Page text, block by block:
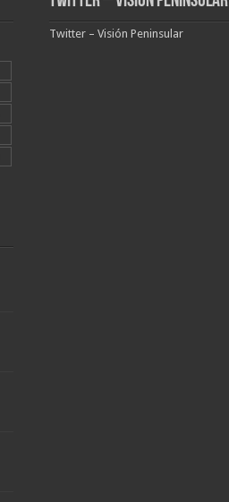
Twitter – Visión Peninsular